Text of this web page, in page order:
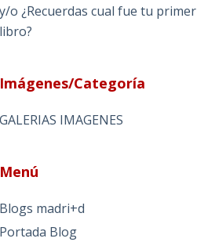
y/o ¿Recuerdas cual fue tu primer
libro?
Imágenes/Categoría
GALERIAS IMAGENES
Menú
Blogs madri+d
Portada Blog